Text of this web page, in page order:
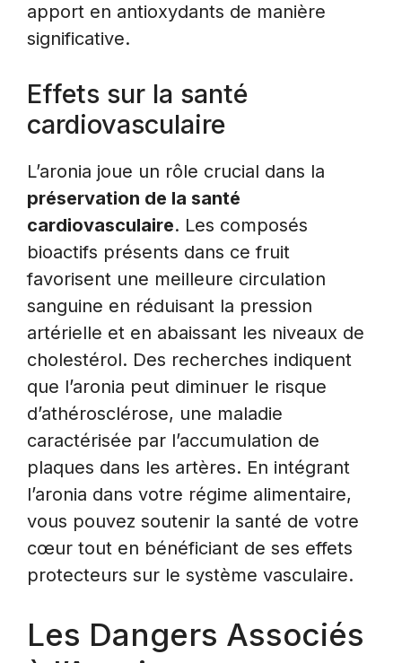
apport en antioxydants de manière
significative.
Effets sur la santé
cardiovasculaire
L’aronia joue un rôle crucial dans la
préservation de la santé
cardiovasculaire. Les composés
bioactifs présents dans ce fruit
favorisent une meilleure circulation
sanguine en réduisant la pression
artérielle et en abaissant les niveaux de
cholestérol. Des recherches indiquent
que l’aronia peut diminuer le risque
d’athérosclérose, une maladie
caractérisée par l’accumulation de
plaques dans les artères. En intégrant
l’aronia dans votre régime alimentaire,
vous pouvez soutenir la santé de votre
cœur tout en bénéficiant de ses effets
protecteurs sur le système vasculaire.
Les Dangers Associés